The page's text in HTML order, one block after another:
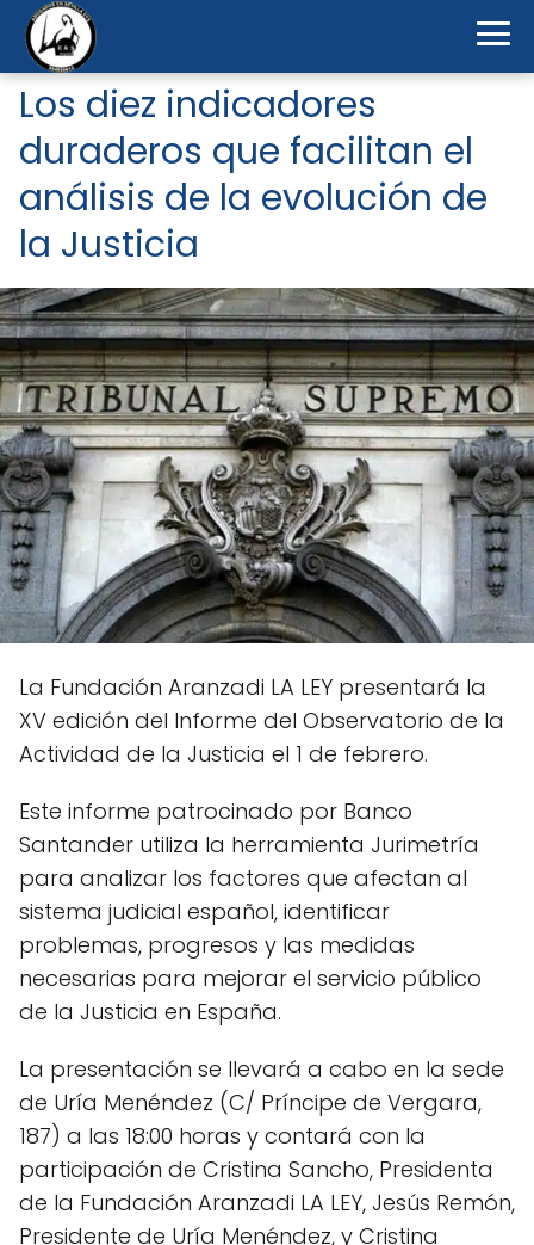
Los diez indicadores
duraderos que facilitan el
análisis de la evolución de
la Justicia
La Fundación Aranzadi LA LEY presentará la
XV edición del Informe del Observatorio de la
Actividad de la Justicia el 1 de febrero.
Este informe patrocinado por Banco
Santander utiliza la herramienta Jurimetría
para analizar los factores que afectan al
sistema judicial español, identificar
problemas, progresos y las medidas
necesarias para mejorar el servicio público
de la Justicia en España.
La presentación se llevará a cabo en la sede
de Uría Menéndez (C/ Príncipe de Vergara,
187) a las 18:00 horas y contará con la
participación de Cristina Sancho, Presidenta
de la Fundación Aranzadi LA LEY, Jesús Remón,
Presidente de Uría Menéndez, y Cristina